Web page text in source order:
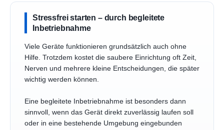
Stressfrei starten – durch begleitete
Inbetriebnahme
Viele Geräte funktionieren grundsätzlich auch ohne
Hilfe. Trotzdem kostet die saubere Einrichtung oft Zeit,
Nerven und mehrere kleine Entscheidungen, die später
wichtig werden können.
Eine begleitete Inbetriebnahme ist besonders dann
sinnvoll, wenn das Gerät direkt zuverlässig laufen soll
oder in eine bestehende Umgebung eingebunden